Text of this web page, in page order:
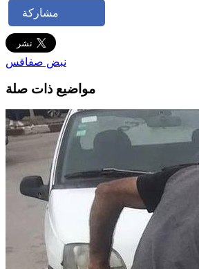
مشاركة
نبض صفاقس
مواضيع ذات صلة